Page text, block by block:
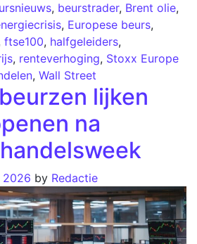
, beurstrader, Brent olie,
, Europese beurs,
ftse100, halfgeleiders,
, renteverhoging, Stoxx Europe
, Wall Street
lijken
na
2026 by Redactie